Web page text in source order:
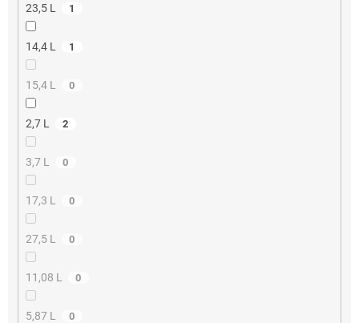
23,5 L 1
14,4 L 1
15,4 L 0
2,7 L 2
3,7 L 0
17,3 L 0
27,5 L 0
11,08 L 0
5,87 L 0